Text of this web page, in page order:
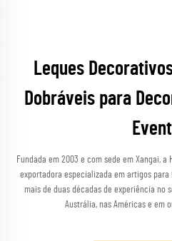
Leques
Dobráveis para
Fundada em 2003 e com sede em Xangai, a
exportadora especializada em artigos
mais de duas décadas de experiência no
Austrália, nas Américas e em